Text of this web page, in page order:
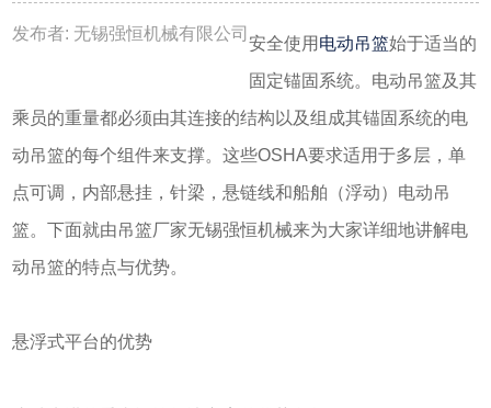
发布者: 无锡强恒机械有限公司
安全使用 电动吊篮始于适当的
固定锚固系统。电动吊篮及其
乘员的重量都必须由其连接的结构以及组成其锚固系统的电
动吊篮的每个组件来支撑。这些OSHA要求适用于多层，单
点可调，内部悬挂，针梁，悬链线和船舶（浮动）电动吊
篮。下面就由吊篮厂家无锡强恒机械来为大家详细地讲解电
动吊篮的特点与优势。
悬浮式平台的优势